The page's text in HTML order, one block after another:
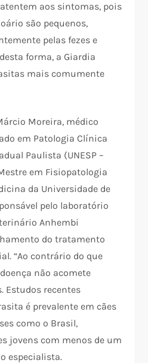
aos sintomas, pois
são pequenos,
pelas fezes e
forma, a Giardia
mais comumente
Moreira, médico
em Patologia Clínica
Paulista (UNESP –
em Fisiopatologia
da Universidade de
pelo laboratório
Anhembi
do tratamento
“Ao contrário do que
não acomete
Estudos recentes
é prevalente em cães
como o Brasil,
jovens com menos de um
especialista.